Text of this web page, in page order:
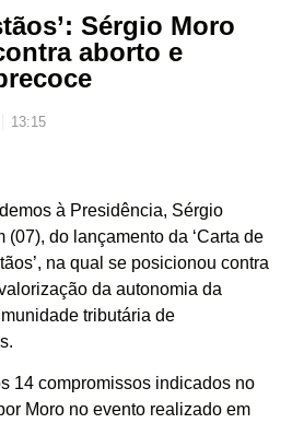
Sérgio Moro
aborto e
13:15
à Presidência, Sérgio
(07), do lançamento da ‘Carta de
na qual se posicionou contra
da autonomia da
tributária de
14 compromissos indicados no
Moro no evento realizado em